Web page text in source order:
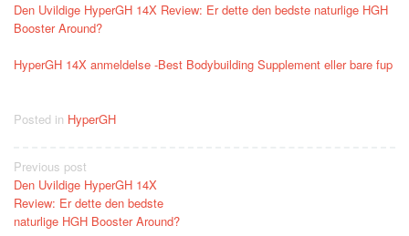
Den Uvildige HyperGH 14X Review: Er dette den bedste naturlige HGH
Booster Around?
HyperGH 14X anmeldelse -Best Bodybuilding Supplement eller bare fup
Posted in HyperGH
Post
navigation
Previous post
Den Uvildige HyperGH 14X
Review: Er dette den bedste
naturlige HGH Booster Around?